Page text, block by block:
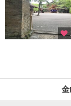
金